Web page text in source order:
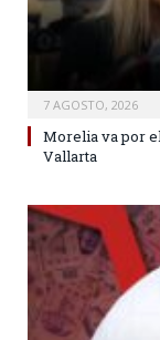
7 AGOSTO, 2026
Morelia va por
Vallarta